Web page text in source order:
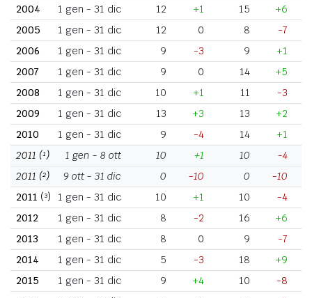
2004
1 gen - 31 dic 12 +1 15
+6
2005
1 gen - 31 dic 12 0 8
-7
2006
1 gen - 31 dic 9 -3 9
+1
2007
1 gen - 31 dic 9 0 14
+5
2008
1 gen - 31 dic 10 +1 11
-3
2009
1 gen - 31 dic 13 +3 13
+2
2010
1 gen - 31 dic 9 -4 14
+1
2011 (¹) 1 gen - 8 ott 10 +1 10
-4
2011 (²) 9 ott - 31 dic 0 -10 0
-10
2011 (³) 1 gen - 31 dic 10 +1 10
-4
2012
1 gen - 31 dic 8 -2 16
+6
2013
1 gen - 31 dic 8 0 9
-7
2014
1 gen - 31 dic 5 -3 18
+9
2015
1 gen - 31 dic 9 +4 10
-8